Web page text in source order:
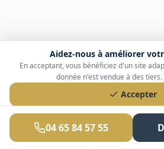
Aidez-nous à améliorer
En acceptant, vous bénéficiez d'un site
donnée n'est vendue à des tiers.
Accepter
Refuser
Personnaliser
04 65 84 57 55